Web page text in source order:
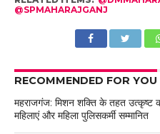
@SPMAHARAJGANJ
RECOMMENDED FOR YOU
महराजगंज: मिशन शक्ति के तहत उत्कृष्ट
महिलाएं और महिला पुलिसकर्मी सम्मानित